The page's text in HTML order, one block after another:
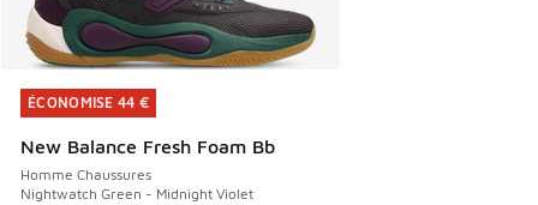
ÉCONOMISE 44 €
New Balance Fresh Foam Bb
Homme Chaussures
Nightwatch Green - Midnight Violet
ÉCONOMISE 44 €